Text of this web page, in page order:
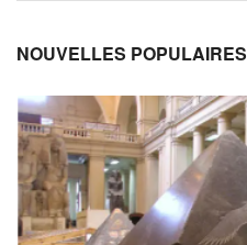
NOUVELLES POPULAIRES